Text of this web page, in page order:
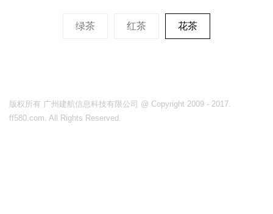
绿茶 红茶 花茶
版权所有 广州建航信息科技有限公司 @ Copyright 2009 - 2017.
ff580.com. All Rights Reserved.